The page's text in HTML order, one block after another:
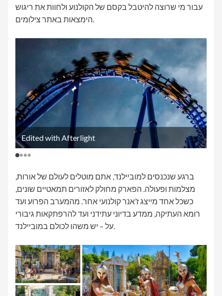
עבור מי שרוצה להיטבל בקסם של הקולנוע ולחוות את ריגוש
הימצאות באתר צילומים.
Edited with Afterlight
ברגע שנכנסים למוביילנד, אתם מוטלים לעולם של אורות,
מצלמות ופעולה. הפארק מחולק לאזורים תמאטיים שונים,
כשכל אחד מייצג ז’אנר קולנועי אחר. מהמערב הפרוע ועד
רומא העתיקה, ממדע בדיוני עתידני ועד להרפתקאות גיבורי
על – יש משהו לכולם במוביילנד.